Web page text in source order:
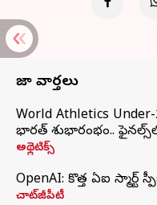
తాజా వార్తలు
World Athletics
భారత్‌ శుభారంభం..
అథ్లెటిక్స్
OpenAI: కొత్త ఏఐ స్మార్ట్
చాట్‌జీపీటీ